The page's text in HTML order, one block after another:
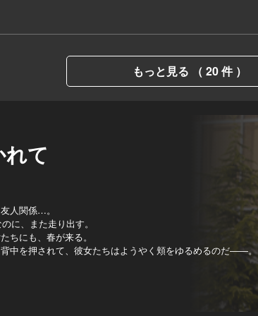
もっと見る （ 20 件 ）
て
人関係…。
に、また走り出す。
ちにも、春が来る。
中を押されて、彼女たちはようやく頬をゆるめるのだ――。